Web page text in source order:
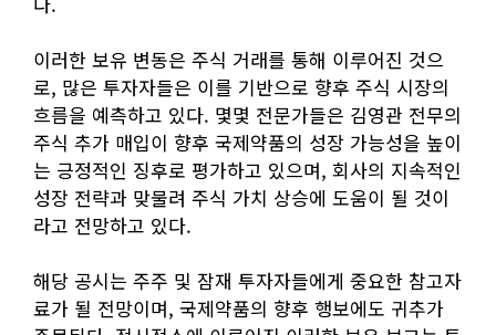
이러한 보유 변동은 주식 거래를 통해 이루어진 것으
로, 많은 투자자들은 이를 기반으로 향후 주식 시장의
흐름을 예측하고 있다. 몇몇 전문가들은 김영관 전무의
주식 추가 매입이 향후 국제약품의 성장 가능성을 높이
는 긍정적인 징후로 평가하고 있으며, 회사의 지속적인
성장 전략과 맞물려 주식 가치 상승에 도움이 될 것이
라고 전망하고 있다.
해당 공시는 주주 및 잠재 투자자들에게 중요한 참고자
료가 될 전망이며, 국제약품의 향후 행보에도 귀추가